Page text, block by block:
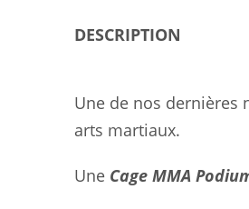
DESCRIPTION
Une de nos dernières
arts martiaux.
Une Cage MMA